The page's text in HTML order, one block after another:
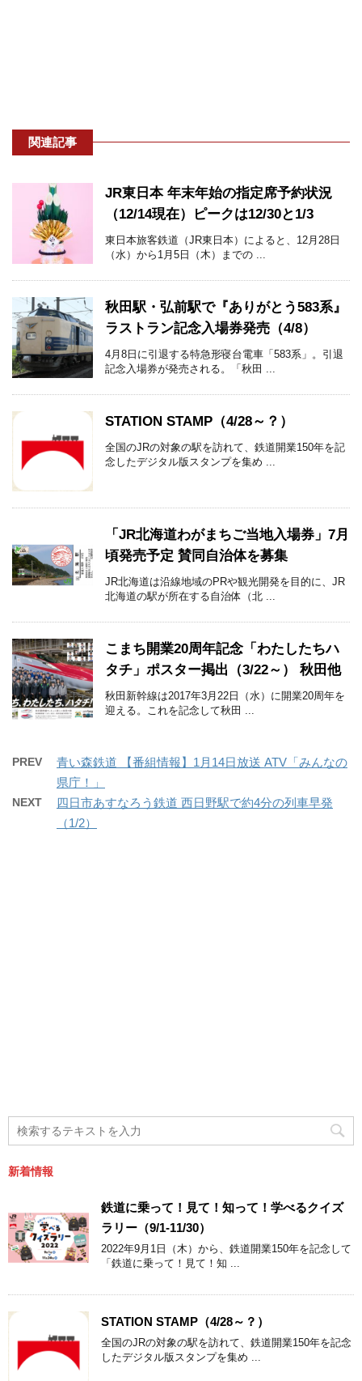
関連記事
JR東日本 年末年始の指定席予約状況
（12/14現在）ピークは12/30と1/3
東日本旅客鉄道（JR東日本）によると、12月28日
（水）から1月5日（木）までの ...
秋田駅・弘前駅で『ありがとう583系』
ラストラン記念入場券発売（4/8）
4月8日に引退する特急形寝台電車「583系」。引退
記念入場券が発売される。「秋田 ...
STATION STAMP（4/28～？）
全国のJRの対象の駅を訪れて、鉄道開業150年を記
念したデジタル版スタンプを集め ...
「JR北海道わがまちご当地入場券」7月
頃発売予定 賛同自治体を募集
JR北海道は沿線地域のPRや観光開発を目的に、JR
北海道の駅が所在する自治体（北 ...
こまち開業20周年記念「わたしたちハ
タチ」ポスター掲出（3/22～） 秋田他
秋田新幹線は2017年3月22日（水）に開業20周年を
迎える。これを記念して秋田 ...
PREV
青い森鉄道 【番組情報】1月14日放送 ATV「みんなの
県庁！」
NEXT
四日市あすなろう鉄道 西日野駅で約4分の列車早発
（1/2）
新着情報
鉄道に乗って！見て！知って！学べるクイズ
ラリー（9/1-11/30）
2022年9月1日（木）から、鉄道開業150年を記念して
「鉄道に乗って！見て！知 ...
STATION STAMP（4/28～？）
全国のJRの対象の駅を訪れて、鉄道開業150年を記念
したデジタル版スタンプを集め ...